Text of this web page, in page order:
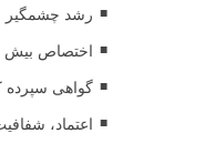
رشد چشمگیر
اختصاص بیش از ۲.۵ میلیارد ریال به امور خیریه از سوی مشتریان
گواهی سپرده
اعتماد،